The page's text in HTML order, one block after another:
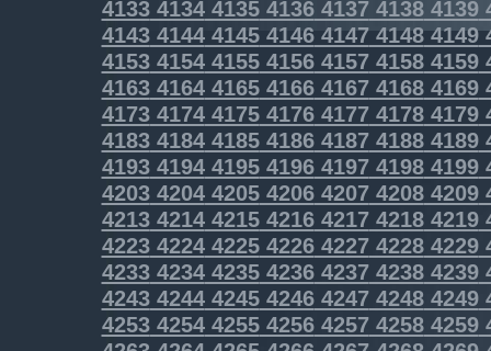
41334134413541364137 41384139
4143414441454146414741484149
4153415441554156415741584159
4163416441654166416741684169
4173417441754176417741784179
4183418441854186418741884189
4193419441954196419741984199
4203420442054206420742084209
4213421442154216421742184219
4223422442254226422742284229
4233423442354236423742384239
4243424442454246424742484249
4253425442554256425742584259